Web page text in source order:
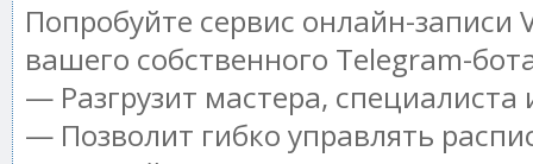
Попробуйте сервис онлайн-записи
вашего собственного Telegram-
— Разгрузит мастера,
— Позволит гибко управлять